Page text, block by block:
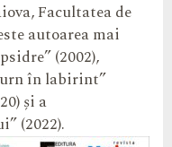
Facultatea de
autoarea mai
(2002),
în labirint”
și a
(2022).